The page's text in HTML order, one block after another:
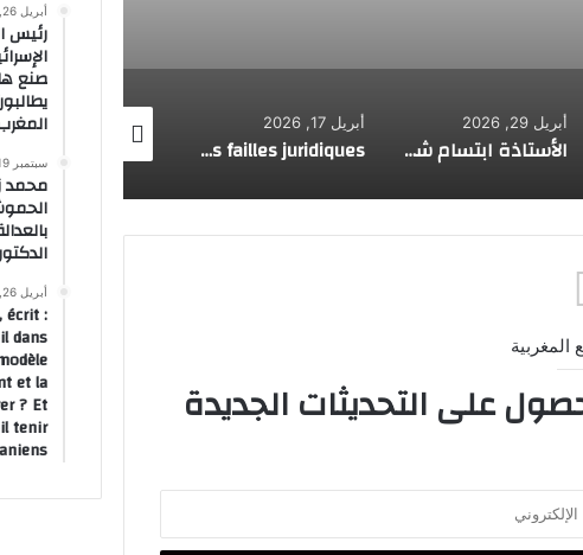
الأستاذة ابتسام شملال… رسالة تربوية تنبض بالعطاء وتصنع الفرح في قلوب التلاميذ
أبريل 17, 2026
Scandale des mariages blancs au Cap-Vert : un réseau organisé manipule la nationalité et exploite les failles juridiques
أبريل 16, 2026 مارس 16, 2026
المغربية
على التحديثات الجديدة
أبريل 26, 2026
رئيس
صنع
سبتمبر 19, 2025
محمد
أبريل 26, 2026
écrit :
dans
et la
? Et
tenir
?